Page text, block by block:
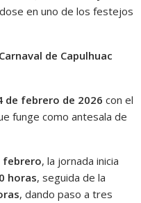
en uno de los festejos
de Capulhuac
de febrero de 2026 con el
funge como antesala de
febrero, la jornada inicia
horas, seguida de la
, dando paso a tres